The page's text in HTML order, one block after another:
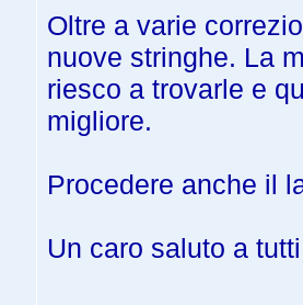
Oltre a varie
nuove stringhe. La
riesco a trovarle e
migliore.
Procedere anche il
Un caro saluto a